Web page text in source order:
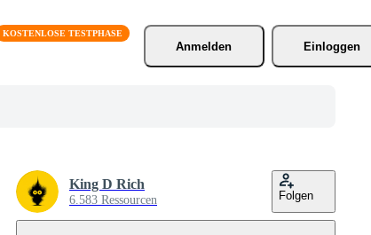
Anmelden
Einloggen
King D Rich
6.583 Ressourcen Folgen